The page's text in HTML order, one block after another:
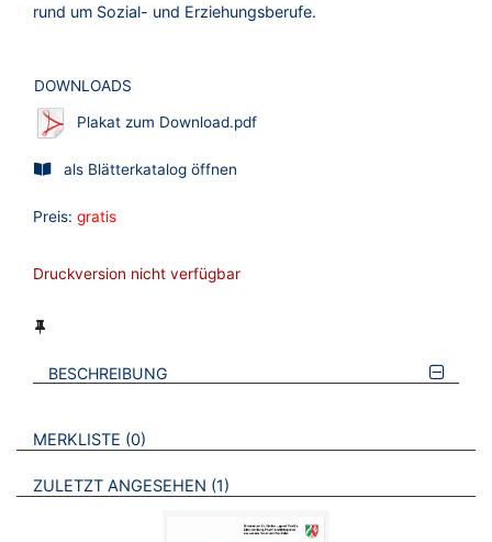
rund um Sozial- und Erziehungsberufe.
DOWNLOADS
Plakat zum Download.pdf
als Blätterkatalog öffnen
Preis: gratis
Druckversion nicht verfügbar
BESCHREIBUNG
VERWEISE AUF VERMERKTE- ODER ZULETZT ANGESEHENE
MERKLISTE 0 BROSCHÜREN
ZULETZT ANGESEHEN 1 BROSCHÜREN